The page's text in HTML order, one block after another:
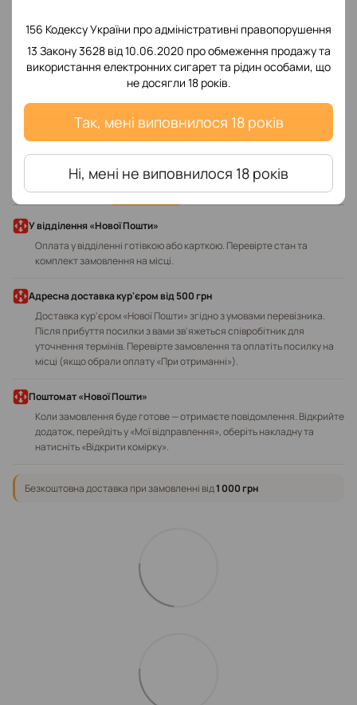
156 Кодексу України про адміністративні правопорушення
13 Закону 3628 від 10.06.2020 про обмеження продажу та
використання електронних сигарет та рідин особами, що
не досягли 18 років.
Так, мені виповнилося 18 років
Ні, мені не виповнилося 18 років
Додайте перший відгук
Написати відгук
Доставка Оплата
У відділення «Нової Пошти»
Оплата у відділенні готівкою або карткою. Перевірте стан та
комплект замовлення на місці.
Адресна доставка кур'єром від 500 грн
Доставка кур'єром «Нової Пошти» згідно з умовами перевізника.
Після прибуття посилки з вами зв'яжеться співробітник для
уточнення термінів. Перевірте замовлення та оплатіть посилку на
місці (якщо обрали оплату «При отриманні»).
Поштомат «Нової Пошти»
Коли замовлення буде готове — отримаєте повідомлення. Відкрийте
додаток, перейдіть у «Мої відправлення», оберіть накладну та
натисніть «Відкрити комірку».
Безкоштовна доставка при замовленні від1 000 грн